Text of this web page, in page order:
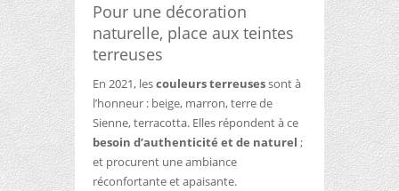
Pour une décoration
naturelle, place aux teintes
terreuses
En 2021, lescouleurs terreusessont à
l’honneur : beige, marron, terre de
Sienne, terracotta. Elles répondent à ce
besoin d’authenticité et de naturel ;
et procurent une ambiance
réconfortante et apaisante.